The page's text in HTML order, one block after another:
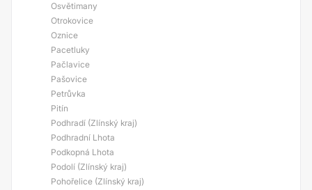
Osvětimany
Otrokovice
Oznice
Pacetluky
Pačlavice
Pašovice
Petrůvka
Pitín
Podhradí (Zlínský kraj)
Podhradní Lhota
Podkopná Lhota
Podolí (Zlínský kraj)
Pohořelice (Zlínský kraj)